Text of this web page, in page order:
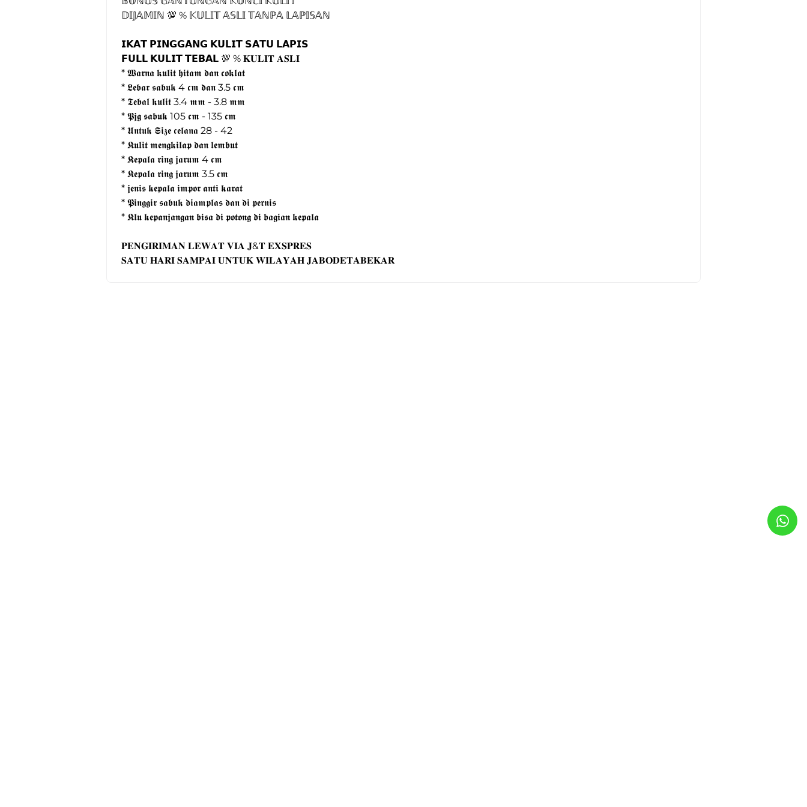
𝔻𝕀𝕁𝔸𝕄𝕀ℕ 💯 % 𝕂𝕌𝕃𝕀𝕋 𝔸𝕊𝕃𝕀 𝕋𝔸ℕℙ𝔸 𝕃𝔸ℙ𝕀𝕊𝔸ℕ
𝗜𝗞𝗔𝗧 𝗣𝗜𝗡𝗚𝗚𝗔𝗡𝗚 𝗞𝗨𝗟𝗜𝗧 𝗦𝗔𝗧𝗨 𝗟𝗔𝗣𝗜𝗦
𝗙𝗨𝗟𝗟 𝗞𝗨𝗟𝗜𝗧 𝗧𝗘𝗕𝗔𝗟 💯 % 𝐊𝐔𝐋𝐈𝐓 𝐀𝐒𝐋𝐈
* 𝖂𝖆𝖗𝖓𝖆 𝖐𝖚𝖑𝖎𝖙 𝖍𝖎𝖙𝖆𝖒 𝖉𝖆𝖓 𝖈𝖔𝖐𝖑𝖆𝖙
* 𝕷𝖊𝖇𝖆𝖗 𝖘𝖆𝖇𝖚𝖐 4 𝖈𝖒 𝖉𝖆𝖓 3.5 𝖈𝖒
* 𝕿𝖊𝖇𝖆𝖑 𝖐𝖚𝖑𝖎𝖙 3.4 𝖒𝖒 - 3.8 𝖒𝖒
* 𝕻𝖏𝖌 𝖘𝖆𝖇𝖚𝖐 105 𝖈𝖒 - 135 𝖈𝖒
* 𝖀𝖓𝖙𝖚𝖐 𝕾𝖎𝖟𝖊 𝖈𝖊𝖑𝖆𝖓𝖆 28 - 42
* 𝕶𝖚𝖑𝖎𝖙 𝖒𝖊𝖓𝖌𝖐𝖎𝖑𝖆𝖕 𝖉𝖆𝖓 𝖑𝖊𝖒𝖇𝖚𝖙
* 𝕶𝖊𝖕𝖆𝖑𝖆 𝖗𝖎𝖓𝖌 𝖏𝖆𝖗𝖚𝖒 4 𝖈𝖒
* 𝕶𝖊𝖕𝖆𝖑𝖆 𝖗𝖎𝖓𝖌 𝖏𝖆𝖗𝖚𝖒 3.5 𝖈𝖒
* 𝖏𝖊𝖓𝖎𝖘 𝖐𝖊𝖕𝖆𝖑𝖆 𝖎𝖒𝖕𝖔𝖗 𝖆𝖓𝖙𝖎 𝖐𝖆𝖗𝖆𝖙
* 𝕻𝖎𝖓𝖌𝖌𝖎𝖗 𝖘𝖆𝖇𝖚𝖐 𝖉𝖎𝖆𝖒𝖕𝖑𝖆𝖘 𝖉𝖆𝖓 𝖉𝖎 𝖕𝖊𝖗𝖓𝖎𝖘
* 𝕶𝖑𝖚 𝖐𝖊𝖕𝖆𝖓𝖏𝖆𝖓𝖌𝖆𝖓 𝖇𝖎𝖘𝖆 𝖉𝖎 𝖕𝖔𝖙𝖔𝖓𝖌 𝖉𝖎 𝖇𝖆𝖌𝖎𝖆𝖓 𝖐𝖊𝖕𝖆𝖑𝖆
𝐏𝐄𝐍𝐆𝐈𝐑𝐈𝐌𝐀𝐍 𝐋𝐄𝐖𝐀𝐓 𝐕𝐈𝐀 𝐉&𝐓 𝐄𝐗𝐒𝐏𝐑𝐄𝐒
𝐒𝐀𝐓𝐔 𝐇𝐀𝐑𝐈 𝐒𝐀𝐌𝐏𝐀𝐈 𝐔𝐍𝐓𝐔𝐊 𝐖𝐈𝐋𝐀𝐘𝐀𝐇 𝐉𝐀𝐁𝐎𝐃𝐄𝐓𝐀𝐁𝐄𝐊𝐀𝐑